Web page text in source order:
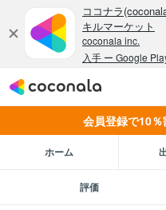
会員登録で10％
ホーム
評価